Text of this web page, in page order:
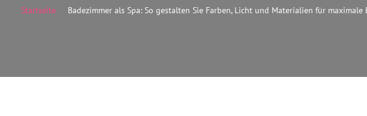
Startseite Badezimmer als Spa: So gestalten Sie Farben, Licht und Materialien für maximale